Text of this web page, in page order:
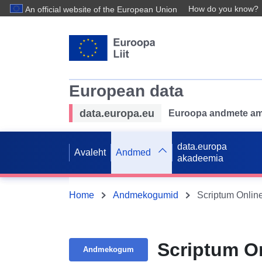
An official website of the European Union How do you know?
European data
data.europa.eu Euroopa andmete
Avaleht Andmed
data.europa
akadeemia
Home Andmekogumid Scriptum
Andmekogum Scriptum